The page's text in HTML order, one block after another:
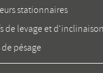
stationnaires
de levage et d'inclinaison
pésage